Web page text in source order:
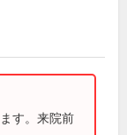
す。来院前